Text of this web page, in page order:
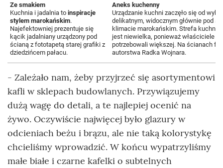
Ze smakiem
Kuchnia i jadalnia to inspiracje
stylem marokańskim.
Najefektowniej prezentuje się
kącik jadalniany urządzony pod
ścianą z fototapetą starej grafiki z
dziedzińcem pałacu.
Aneks kuchenny
Urządzanie kuchni zaczęło się od
delikatnym, widocznym głównie pod
klimacie marokańskim. Strefa kuchni
jest niewielka, ponieważ właściciele
potrzebowali większej. Na ścianach
autorstwa Radka Wojnara.
- Zależało nam, żeby przyjrzeć się asortymentowi
kafli w sklepach budowlanych. Przywiązujemy
dużą wagę do detali, a te najlepiej ocenić na
żywo. Oczywiście najwięcej było glazury w
odcieniach beżu i brązu, ale nie taką kolorystykę
chcieliśmy wprowadzić. W końcu wypatrzyliśmy
małe białe i czarne kafelki o subtelnych